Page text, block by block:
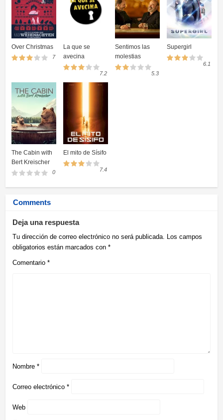
Over Christmas
7
La que se
avecina
7.2
Sentimos las
molestias
5.3
Supergirl
6.1
The Cabin with
Bert Kreischer
0
El mito de Sísifo
7.4
Comments
Deja una respuesta
Tu dirección de correo electrónico no será publicada. Los campos
obligatorios están marcados con *
Comentario *
Nombre *
Correo electrónico *
Web